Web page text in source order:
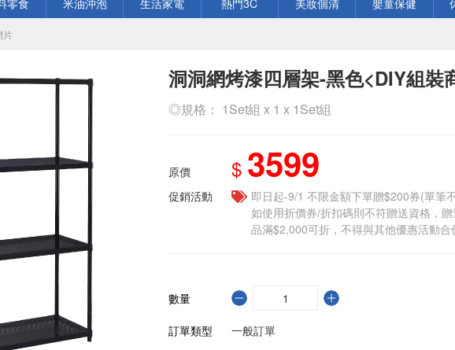
零食 米油沖泡 生活家電 熱門3C 美妝個清 嬰童保健
片
洞洞網烤漆四層架-黑色<DIY組裝
◎規格： 1Set組 x 1 x 1Set組
原價 $ 3599
促銷活動
即日起-9/1 不限金額下單贈$200券(單筆
如使用折價券/折扣碼則不符贈送資格，
品滿$2,000可折，不得與其他優惠活動合
數量
訂單類型
一般訂單